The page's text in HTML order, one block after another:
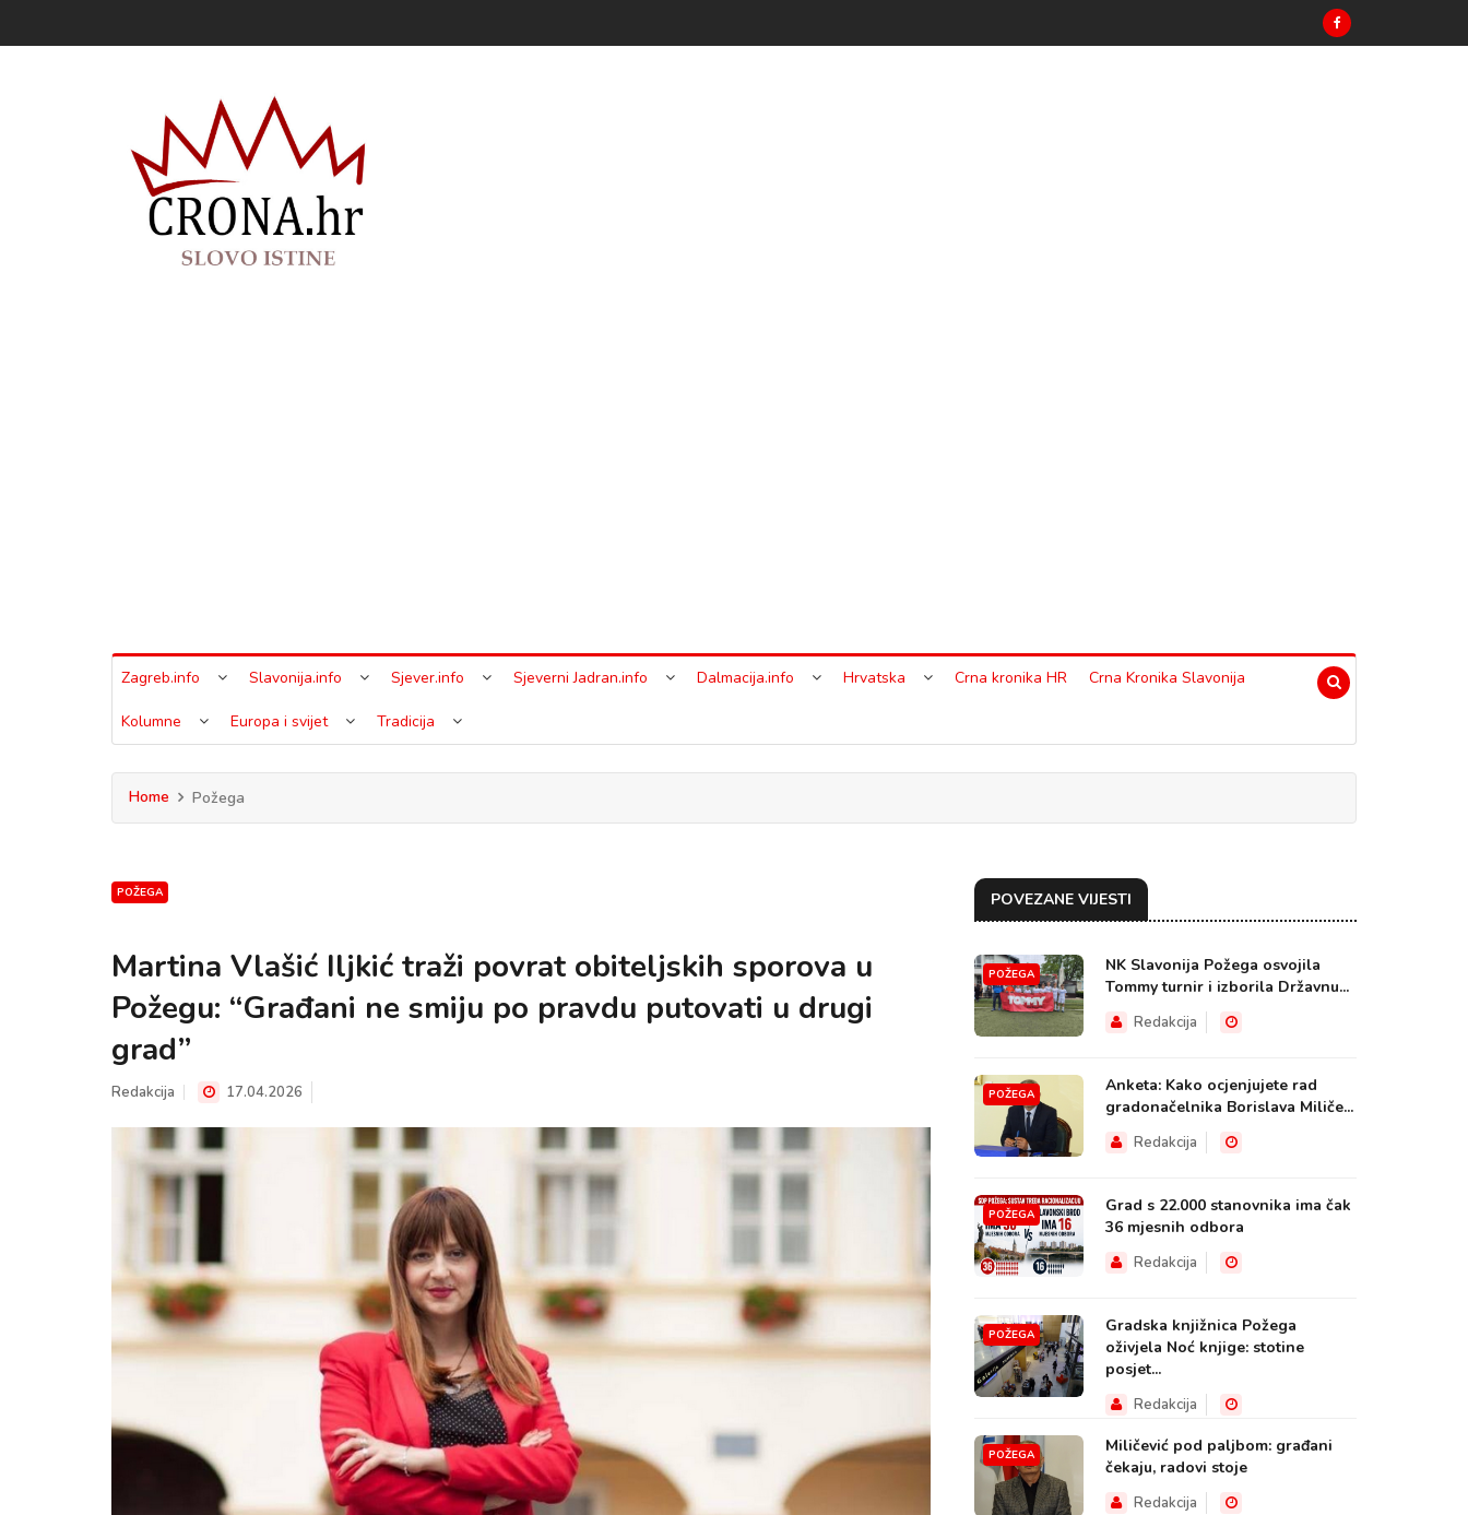
Zagreb.info Slavonija.info Sjever.info Sjeverni Jadran.info Dalmacija.info Hrvatska Crna kronika HR Crna Kronika Slavonija
Kolumne Europa i svijet Tradicija
Home Požega
POŽEGA
Martina Vlašić Iljkić traži povrat obiteljskih sporova u
Požegu: “Građani ne smiju po pravdu putovati u drugi
grad”
Redakcija 17.04.2026
POVEZANE VIJESTI
POŽEGA
NK Slavonija Požega osvojila
Tommy turnir i izborila Državnu...
Redakcija
POŽEGA
Anketa: Kako ocjenjujete rad
gradonačelnika Borislava Miliče...
Redakcija
POŽEGA
Grad s 22.000 stanovnika ima čak
36 mjesnih odbora
Redakcija
POŽEGA
Gradska knjižnica Požega
oživjela Noć knjige: stotine
posjet...
Redakcija
POŽEGA
Miličević pod paljbom: građani
čekaju, radovi stoje
Redakcija